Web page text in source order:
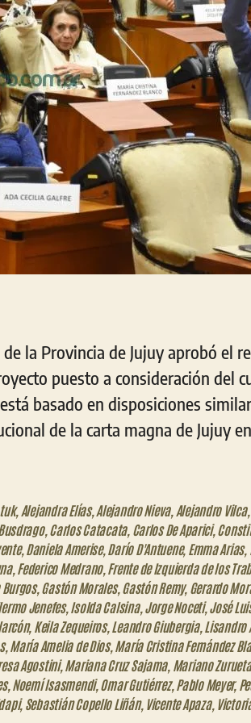
la Provincia de Jujuy aprobó el
puesto a consideración del
basado en disposiciones
de la carta magna de Jujuy
, Alejandra Elías, Alejandro Nieva, Alejandro Vilca,
, Carlos Catacata, Carlos De Aparici,
, Daniela Amerise, Darío D'Antuene, Emma Arias,
, Federico Medrano, Frente de Izquierda de los
, Gastón Morales, Gastón Remy, Gerardo
Jenefes, Isolda Calsina, Jorge Noceti, José
, Keila Zequeiros, Leandro Giubergia, Lisandro
, María Amelia de Dios, María Cristina Fernández
Agostini, Mariana Cruz Sajama, Mariano Zurueta
, Noemí Isasmendi, Omar Gutiérrez, Pablo Meyer,
, Sebastián Copello Liñán, Vicente Apaza,